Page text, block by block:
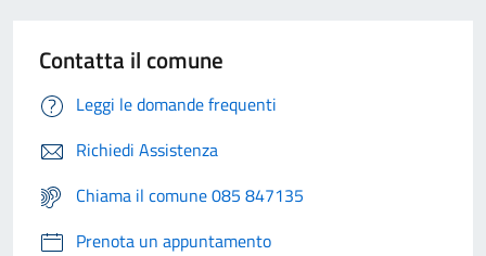
Contatta il comune
Leggi le domande frequenti
Richiedi Assistenza
Chiama il comune 085 847135
Prenota un appuntamento